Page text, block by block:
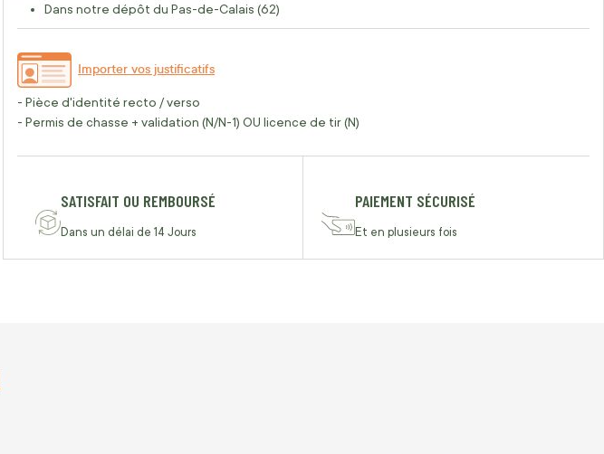
Dans notre dépôt du Pas-de-Calais (62)
Importer vos justificatifs
- Pièce d'identité recto / verso
- Permis de chasse + validation (N/N-1) OU licence de tir (N)
SATISFAIT OU REMBOURSÉ
Dans un délai de 14 Jours
PAIEMENT SÉCURISÉ
Et en plusieurs fois